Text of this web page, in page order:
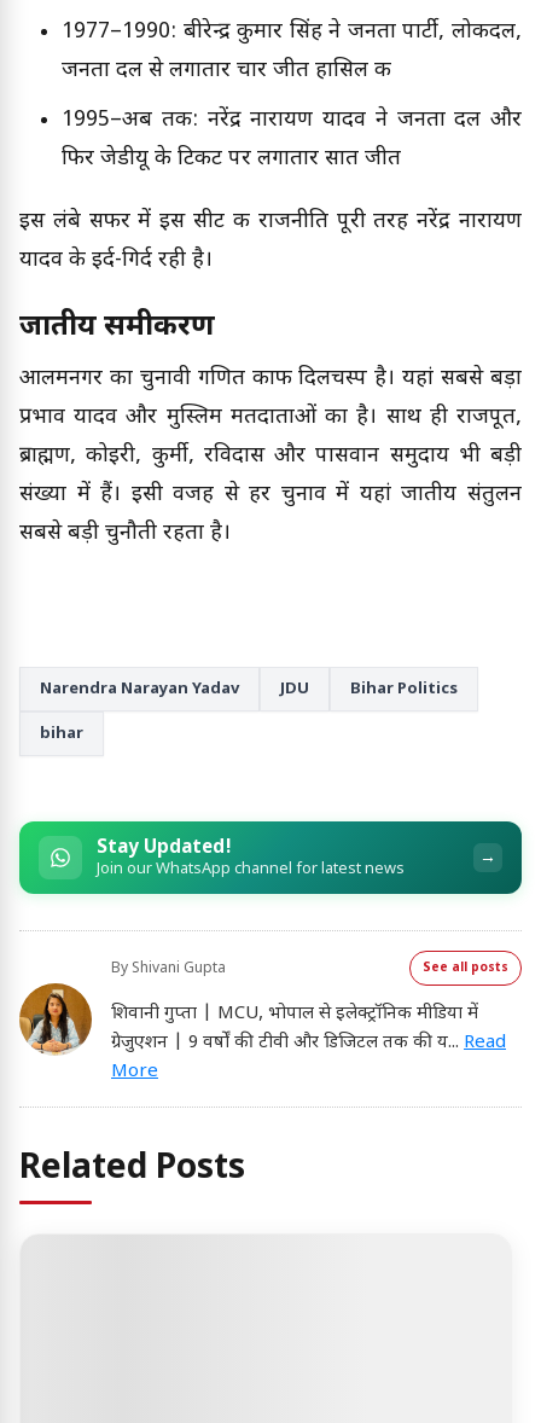
1977–1990: बीरेन्द्र कुमार सिंह ने जनता पार्टी, लोकदल,
जनता दल से लगातार चार जीत हासिल की
1995–अब तक: नरेंद्र नारायण यादव ने जनता दल और
फिर जेडीयू के टिकट पर लगातार सात जीत
इस लंबे सफर में इस सीट की राजनीति पूरी तरह नरेंद्र नारायण
यादव के इर्द-गिर्द रही है।
जातीय समीकरण
आलमनगर का चुनावी गणित काफी दिलचस्प है। यहां सबसे बड़ा
प्रभाव यादव और मुस्लिम मतदाताओं का है। साथ ही राजपूत,
ब्राह्मण, कोइरी, कुर्मी, रविदास और पासवान समुदाय भी बड़ी
संख्या में हैं। इसी वजह से हर चुनाव में यहां जातीय संतुलन
सबसे बड़ी चुनौती रहता है।
Narendra Narayan Yadav JDU Bihar Politics
bihar
Stay Updated!
Join our WhatsApp channel for latest news →
By Shivani Gupta See all posts
शिवानी गुप्ता | MCU, भोपाल से इलेक्ट्रॉनिक मीडिया में
ग्रेजुएशन | 9 वर्षों की टीवी और डिजिटल तक की य... Read
More
Related Posts